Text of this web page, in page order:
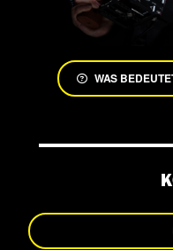
WAS